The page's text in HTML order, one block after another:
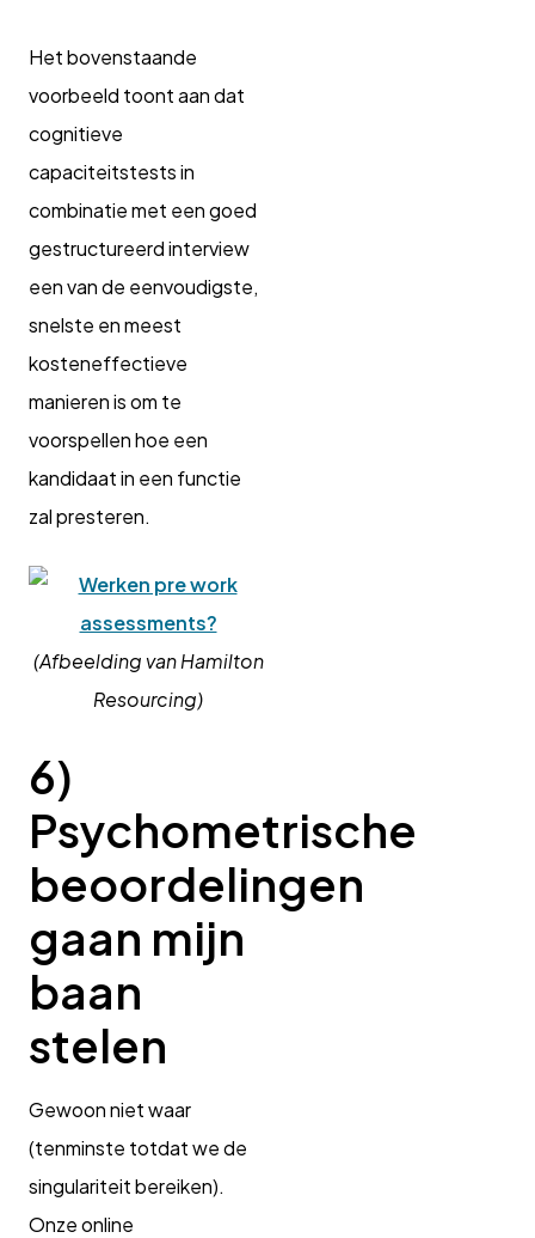
Het bovenstaande
voorbeeld toont aan dat
cognitieve
capaciteitstests in
combinatie met een goed
gestructureerd interview
een van de eenvoudigste,
snelste en meest
kosteneffectieve
manieren is om te
voorspellen hoe een
kandidaat in een functie
zal presteren.
(Afbeelding van Hamilton
Resourcing)
6)
Psychometrische
beoordelingen
gaan mijn
baan
stelen
Gewoon niet waar
(tenminste totdat we de
singulariteit bereiken).
Onze online